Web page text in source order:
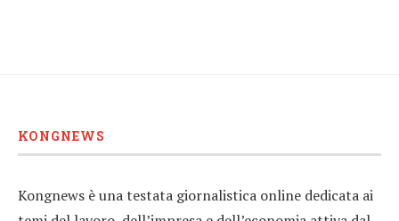
KONGNEWS
Kongnews è una testata giornalistica online dedicata ai